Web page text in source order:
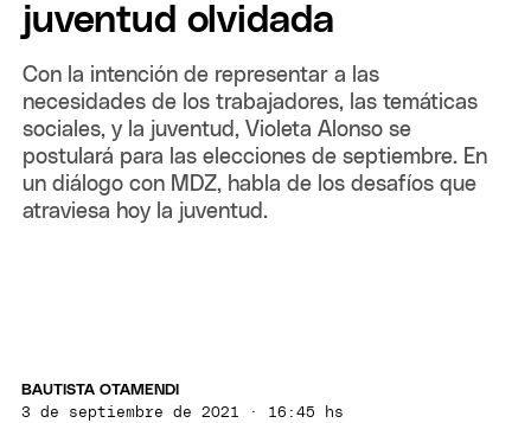
juventud olvidada
Con la intención de representar a las
necesidades de los trabajadores, las temáticas
sociales, y la juventud, Violeta Alonso se
postulará para las elecciones de septiembre. En
un diálogo con MDZ, habla de los desafíos que
atraviesa hoy la juventud.
BAUTISTA OTAMENDI
3 de septiembre de 2021 · 16:45 hs